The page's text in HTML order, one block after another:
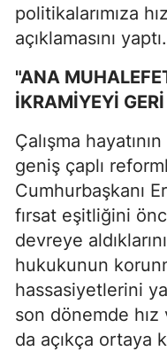
politikalarımıza
açıklamasını yaptı.
"ANA
İKRAMİYEYİ
Çalışma
geniş çaplı
Cumhurbaşkanı
fırsat eşitliğini
devreye
hukukunun
hassasiyetlerini
son dönemde hız
da açıkça ortaya